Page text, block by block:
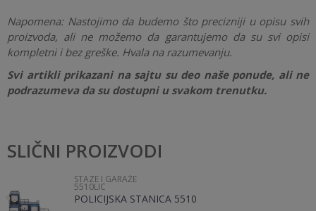
Napomena: Nastojimo da budemo što precizniji u opisu svih
proizvoda, ali ne možemo da garantujemo da su svi opisi
kompletni i bez greške. Hvala na razumevanju.
Svi artikli prikazani na sajtu su deo naše ponude, ali ne
podrazumeva da su dostupni u svakom trenutku.
Brend
Ime/Nadimak
Email
SLIČNI PROIZVODI
STAZE I GARAŽE
5510LIC
POLICIJSKA STANICA 5510